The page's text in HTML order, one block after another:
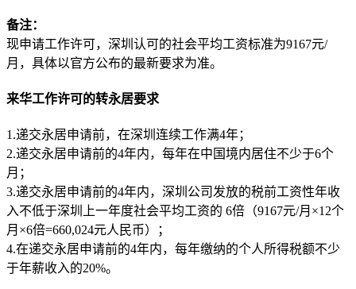
备注：
现申请工作许可，深圳认可的社会平均工资标准为9167元/
月，具体以官方公布的最新要求为准。
来华工作许可的转永居要求
1.递交永居申请前，在深圳连续工作满4年；
2.递交永居申请前的4年内，每年在中国境内居住不少于6个
月；
3.递交永居申请前的4年内，深圳公司发放的税前工资性年收
入不低于深圳上一年度社会平均工资的 6倍（9167元/月×12个
月×6倍=660,024元人民币）；
4.在递交永居申请前的4年内，每年缴纳的个人所得税额不少
于年薪收入的20%。